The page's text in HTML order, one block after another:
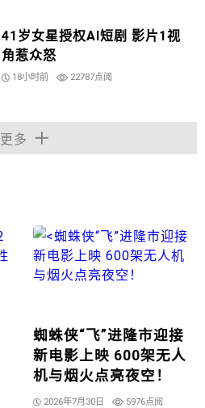
41岁女星授权AI短剧 影片1视
角惹众怒
18小时前 22787点阅
更多
蜘蛛侠“飞”进隆市迎接
新电影上映 600架无人
机与烟火点亮夜空！
2026年7月30日 5976点阅